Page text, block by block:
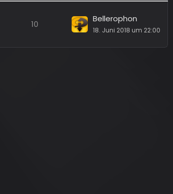
10
Bellerophon
18. Juni 2018 um 22:00